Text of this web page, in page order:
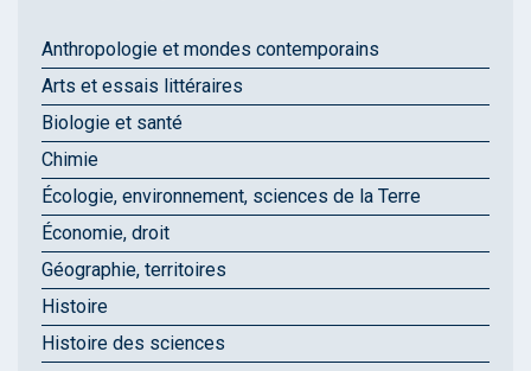
Anthropologie et mondes contemporains
Arts et essais littéraires
Biologie et santé
Chimie
Écologie, environnement, sciences de la Terre
Économie, droit
Géographie, territoires
Histoire
Histoire des sciences